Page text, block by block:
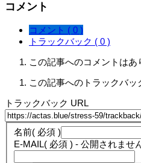
コメント
コメント ( 0 )
トラックバック ( 0 )
この記事へのコメントはあ
この記事へのトラックバッ
トラックバック URL
名前( 必須 )
E-MAIL( 必須 ) - 公開されませ